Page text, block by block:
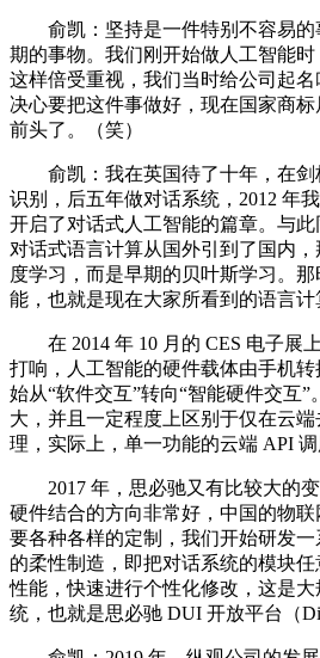
俞凯：坚持是一件特别不容易的
期的事物。我们刚开始做人工智能
这样倍受重视，我们当时给公司起
决心要把这件事做好，现在国家商
前头了。（笑）
俞凯：我在英国待了十年，在剑
识别，后五年做对话系统，2012 年
开启了对话式人工智能的篇章。与
对话式语言计算从国外引到了国内
度学习，而是早期的贝叶斯学习。
能，也就是现在大家所看到的语言计
在 2014 年 10 月的 CES 电子展上
打响，人工智能的硬件载体由手机
始从“软件交互”转向“智能硬件交互
大，并且一定程度上区别于仅在云
理，实际上，单一功能的云端 API 调
2017 年，思必驰又有比较大的变
硬件结合的方向非常好，中国的物
要各种各样的定制，我们开始研发
的柔性制造，即把对话系统的模块
性能，快速进行个性化修改，这是
统，也就是思必驰 DUI 开放平台（